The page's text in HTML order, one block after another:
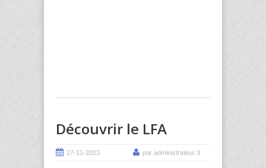
Découvrir le LFA
27-11-2023 par administrateur 3